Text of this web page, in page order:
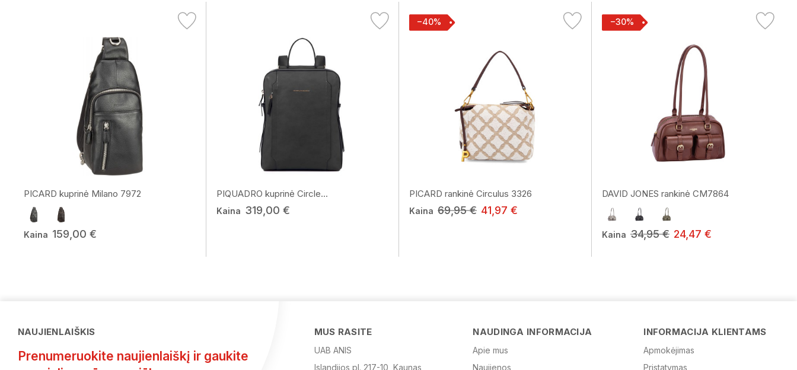
PICARD kuprinė Milano 7972
Kaina 159,00 €
PIQUADRO kuprinė Circle...
Kaina 319,00 €
−40%
PICARD rankinė Circulus 3326
Kaina 69,95 € 41,97 €
−30%
DAVID JONES rankinė CM7864
Kaina 34,95 € 24,47 €
NAUJIENLAIŠKIS
Prenumeruokite naujienlaiškį ir gaukite
MUS RASITE
UAB ANIS
Islandijos pl. 217-10, Kaunas
NAUDINGA INFORMACIJA
Apie mus
Naujienos
INFORMACIJA KLIENTAMS
Apmokėjimas
Pristatymas